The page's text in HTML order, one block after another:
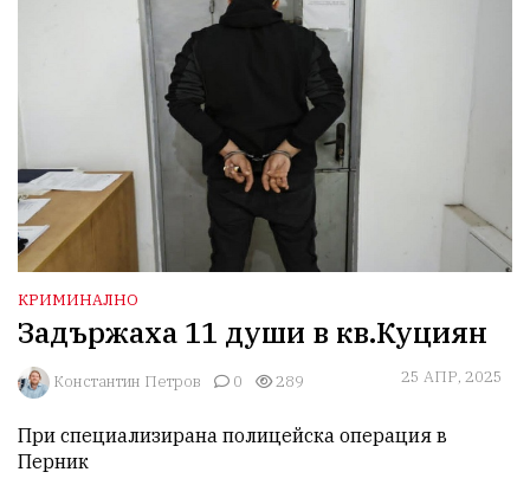
КРИМИНАЛНО
Задържаха 11 души в кв.Куциян
Константин Петров 0 289 25 АПР, 2025
При специализирана полицейска операция в
Перник